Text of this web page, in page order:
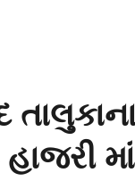
હાજરી